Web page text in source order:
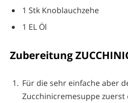
1 Stk Knoblauchzehe
1 EL Öl
Zubereitung
Für die sehr einfache aber
Zucchinicremesuppe zuerst